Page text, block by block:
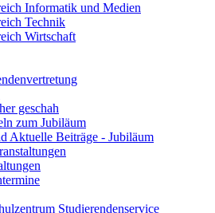
Informatik und Medien
Technik
Wirtschaft
geschah
zum Jubiläum
Aktuelle Beiträge - Jubiläum
Studierendenservice